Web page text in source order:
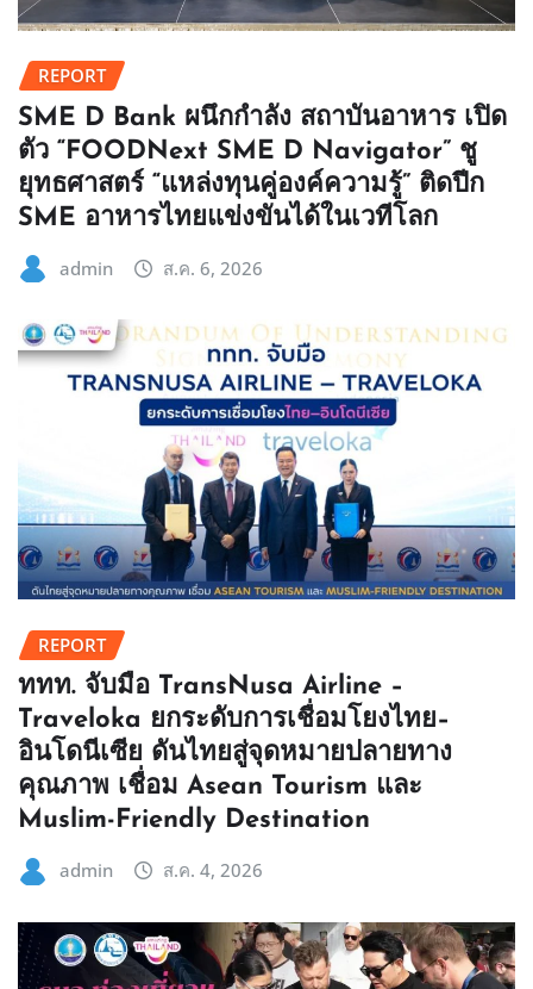
REPORT
SME D Bank ผนึกกำลัง สถาบันอาหาร เปิด
ตัว “FOODNext SME D Navigator” ชู
ยุทธศาสตร์ “แหล่งทุนคู่องค์ความรู้” ติดปีก
SME อาหารไทยแข่งขันได้ในเวทีโลก
admin ส.ค. 6, 2026
REPORT
ททท. จับมือ TransNusa Airline –
Traveloka ยกระดับการเชื่อมโยงไทย–
อินโดนีเซีย ดันไทยสู่จุดหมายปลายทาง
คุณภาพ เชื่อม Asean Tourism และ
Muslim-Friendly Destination
admin ส.ค. 4, 2026